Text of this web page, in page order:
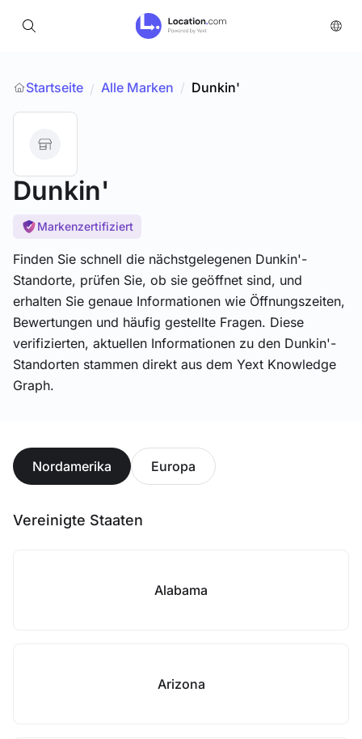
Startseite / Alle Marken / Dunkin'
Dunkin'
Markenzertifiziert
Finden Sie schnell die nächstgelegenen Dunkin'-
Standorte, prüfen Sie, ob sie geöffnet sind, und
erhalten Sie genaue Informationen wie Öffnungszeiten,
Bewertungen und häufig gestellte Fragen. Diese
verifizierten, aktuellen Informationen zu den Dunkin'-
Standorten stammen direkt aus dem Yext Knowledge
Graph.
Nordamerika Europa
Vereinigte Staaten
Alabama
Arizona